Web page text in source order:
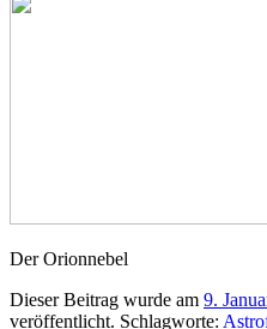
Der Orionnebel
Dieser Beitrag wurde am 9.
veröffentlicht. Schlagworte: